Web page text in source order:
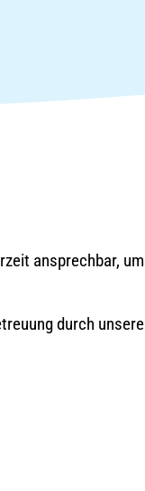
ansprechbar, um
durch unsere